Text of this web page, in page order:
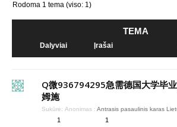
Rodoma 1 tema (viso: 1)
TEMA
Dalyviai Įrašai
Q微936794295急需德国大学毕
姆施
Sukūrė: Anonimas : Antrasis pasaulinis karas
1 1